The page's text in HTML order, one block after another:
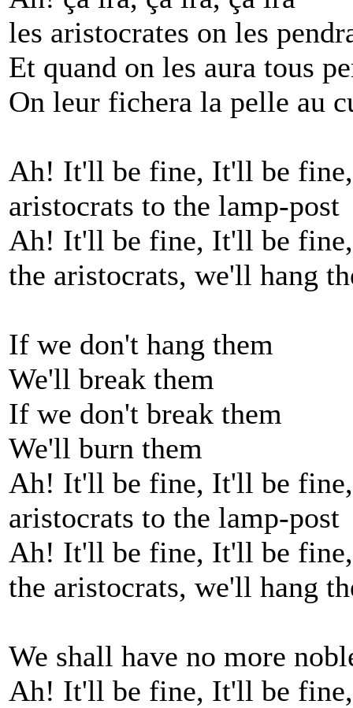
les aristocrates on les
Et quand on les aura tous
On leur fichera la pelle au
Ah! It'll be fine, It'll be
aristocrats to the lamp-post
Ah! It'll be fine, It'll be
the aristocrats, we'll hang
If we don't hang them
We'll break them
If we don't break them
We'll burn them
Ah! It'll be fine, It'll be
aristocrats to the lamp-post
Ah! It'll be fine, It'll be
the aristocrats, we'll hang
We shall have no more
Ah! It'll be fine, It'll be